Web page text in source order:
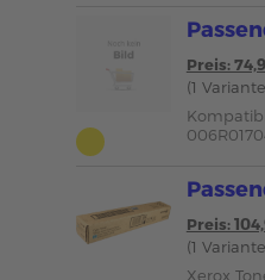
Preis:
(1
Preis:
(1
Xerox